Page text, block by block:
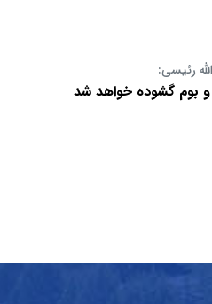
رئیسی:
و بوم گشوده خواهد شد